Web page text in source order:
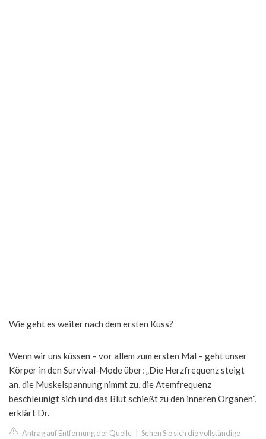
Wie geht es weiter nach dem ersten Kuss?
Wenn wir uns küssen – vor allem zum ersten Mal – geht unser
Körper in den Survival-Mode über: „Die Herzfrequenz steigt
an, die Muskelspannung nimmt zu, die Atemfrequenz
beschleunigt sich und das Blut schießt zu den inneren Organen“,
erklärt Dr.
Antrag auf Entfernung der Quelle Sehen Sie sich die vollständige